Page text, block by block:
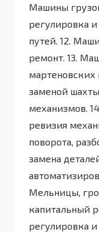
Машины
регулировка
путей. 12.
ремонт. 13.
заменой
механизмов.
ревизия
поворота,
замена
Мельницы,
капитальный
регулировка